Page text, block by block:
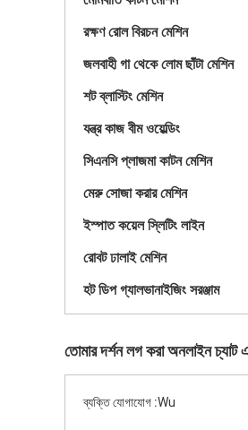
রক্ষণ রোল বিরচন মেশিন
জলবাহী গা থেকে লোম ছাঁটা মেশিন
শট ব্লাস্টিং মেশিন
যন্ত্র কাজ বীম ওয়েল্ডিং
সিএনসি প্লাজমা কাটন মেশিন
মেরু সোজা করার মেশিন
ইস্পাত কয়েল স্লিটিং লাইন
রোবট ঢালাই মেশিন
হট ডিপ গ্যালভানাইজিং সরঞ্জাম
তোমার দর্শন লগ করা অনলাইন চ্যাট
ব্যক্তি যোগাযোগ :Wu